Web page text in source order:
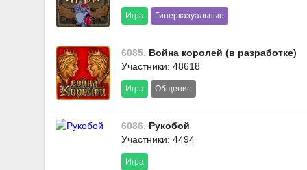
Игра Гиперказуальные
6085. Война королей (в разработке)
Участники: 48618
Игра Общение
6086. Рукобой
Участники: 4494
Игра